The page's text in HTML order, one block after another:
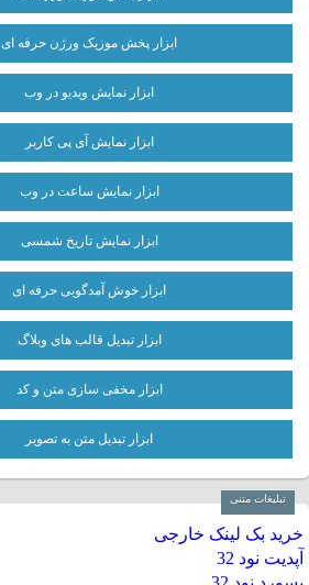
ابزار پخش موزیک ورژن حرفه ای
ابزار نمایش ویدیو در وب
ابزار نمایش آی پی کاربر
ابزار نمایش ساعت در وب
ابزار نمایش تاریخ شمسی
ابزار خوش آمدگویی حرفه ای
ابزار تبدیل قالب های وبلاگ
ابزار مخفی سازی متن و کد
ابزار تبدیل متن به تصویر
تبلیغات متنی
خرید بک لینک خارجی
آپدیت نود 32